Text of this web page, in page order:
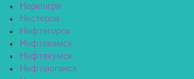
Нерюнгри
Нестеров
Нефтегорск
Нефтекамск
Нефтекумск
Нефтеюганск